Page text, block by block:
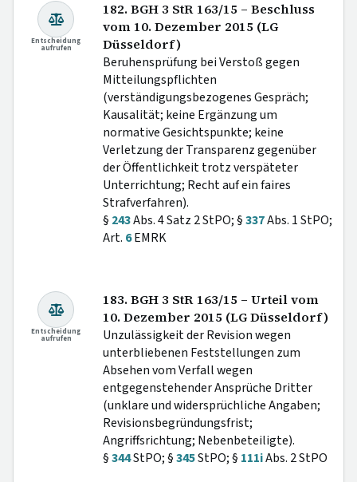
Entscheidung
aufrufen
182. BGH 3 StR 163/15 – Beschluss
vom 10. Dezember 2015 (LG
Düsseldorf)
Beruhensprüfung bei Verstoß gegen
Mitteilungspflichten
(verständigungsbezogenes Gespräch;
Kausalität; keine Ergänzung um
normative Gesichtspunkte; keine
Verletzung der Transparenz gegenüber
der Öffentlichkeit trotz verspäteter
Unterrichtung; Recht auf ein faires
Strafverfahren).
§ 243Abs. 4 Satz 2 StPO; §337Abs. 1 StPO;
Art. 6EMRK
Entscheidung
aufrufen
183. BGH 3 StR 163/15 – Urteil vom
10. Dezember 2015 (LG Düsseldorf)
Unzulässigkeit der Revision wegen
unterbliebenen Feststellungen zum
Absehen vom Verfall wegen
entgegenstehender Ansprüche Dritter
(unklare und widersprüchliche Angaben;
Revisionsbegründungsfrist;
Angriffsrichtung; Nebenbeteiligte).
§344StPO; §345StPO; § 111iAbs. 2 StPO